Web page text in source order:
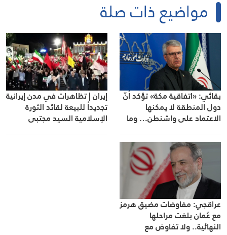
مواضيع ذات صلة
بقائي: «اتفاقية مكة» تؤكد أنّ
دول المنطقة لا يمكنها
الاعتماد على واشنطن… وما
بالعبور من المضيق
إيران | تظاهرات في مدن إيرانية
تجديداً للبيعة لقائد الثورة
الإسلامية السيد مجتبى
عراقجي: مفاوضات مضيق هرمز
مع عُمان بلغت مراحلها
النهائية.. ولا تفاوض مع